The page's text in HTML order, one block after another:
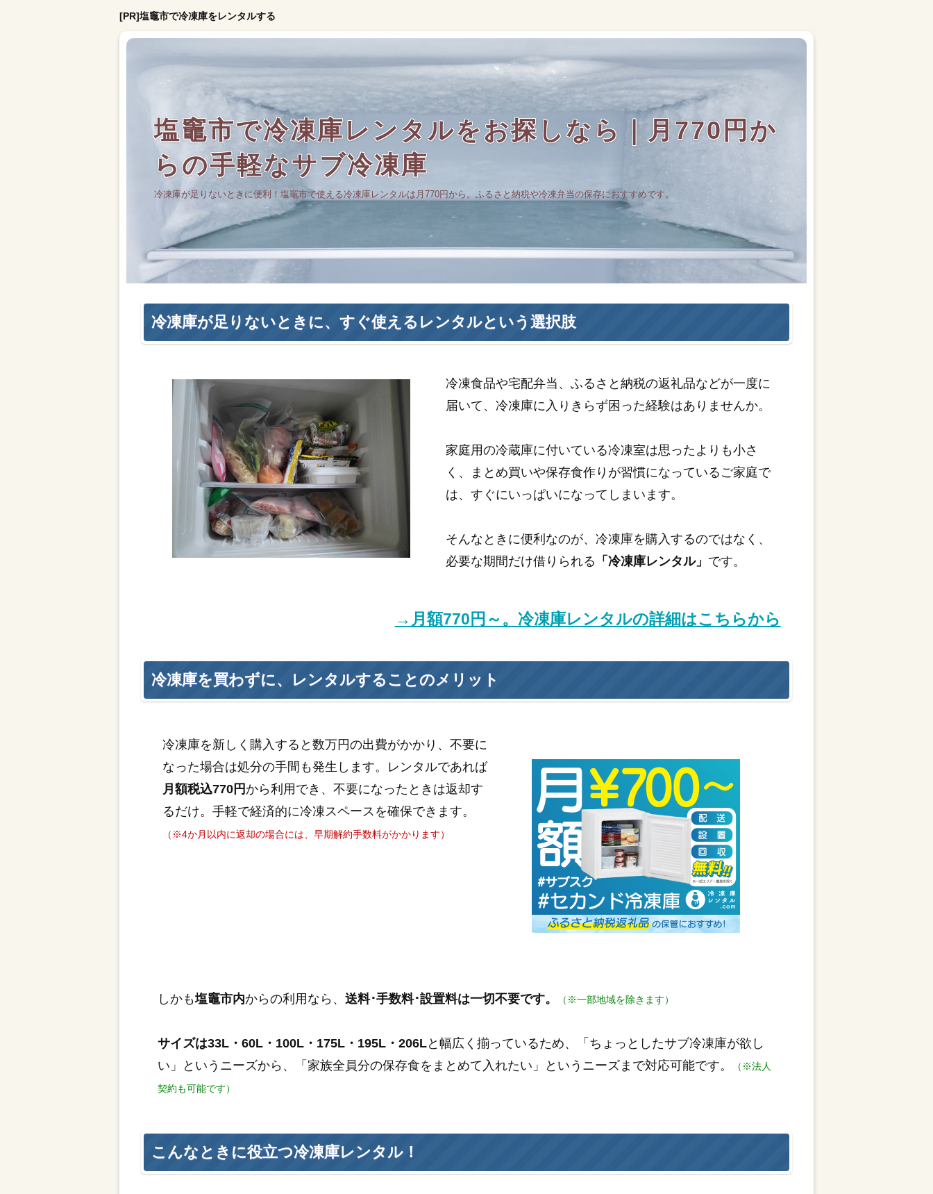
[PR]塩竈市で冷凍庫をレンタルする
塩竈市で冷凍庫レンタルをお探しなら｜月770円か
らの手軽なサブ冷凍庫
冷凍庫が足りないときに便利！塩竈市で使える冷凍庫レンタルは月770円から。ふるさと納税や冷凍弁当の保存におすすめです。
冷凍庫が足りないときに、すぐ使えるレンタルという選択肢
冷凍食品や宅配弁当、ふるさと納税の返礼品などが一度に
届いて、冷凍庫に入りきらず困った経験はありませんか。
家庭用の冷蔵庫に付いている冷凍室は思ったよりも小さ
く、まとめ買いや保存食作りが習慣になっているご家庭で
は、すぐにいっぱいになってしまいます。
そんなときに便利なのが、冷凍庫を購入するのではなく、
必要な期間だけ借りられる 「冷凍庫レンタル」 です。
→月額770円～。冷凍庫レンタルの詳細はこちらから
冷凍庫を買わずに、レンタルすることのメリット
冷凍庫を新しく購入すると数万円の出費がかかり、不要に
なった場合は処分の手間も発生します。レンタルであれば
月額税込770円から利用でき、不要になったときは返却す
るだけ。手軽で経済的に冷凍スペースを確保できます。
（※4か月以内に返却の場合には、早期解約手数料がかかります）
しかも塩竈市内からの利用なら、送料･手数料･設置料は一切不要です。 （※一部地域を除きます）
サイズは33L・60L・100L・175L・195L・206Lと幅広く揃っているため、「ちょっとしたサブ冷凍庫が欲し
い」というニーズから、「家族全員分の保存食をまとめて入れたい」というニーズまで対応可能です。
（※法人
契約も可能です）
こんなときに役立つ冷凍庫レンタル！